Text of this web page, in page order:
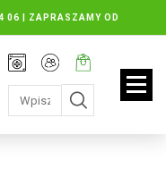
06 | ZAPRASZAMY OD
SOBOTY: 8.30 DO 13.00
Rejestracja
Moje
konto
Twój
koszyk:
jest
pusty